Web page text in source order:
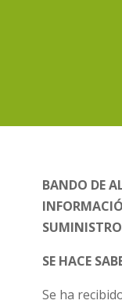
BANDO DE
SUMINISTRO
SE HACE
Se ha